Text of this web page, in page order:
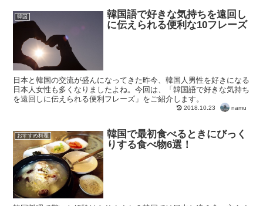
韓国
韓国語で好きな気持ちを遠回し
に伝えられる便利な10フレーズ
日本と韓国の交流が盛んになってきた昨今、韓国人男性を好きになる
日本人女性も多くなりましたよね。今回は、「韓国語で好きな気持ち
を遠回しに伝えられる便利フレーズ」をご紹介します。
2018.10.23 namu
おすすめ料理
韓国で最初食べるときにびっく
りする食べ物6選！